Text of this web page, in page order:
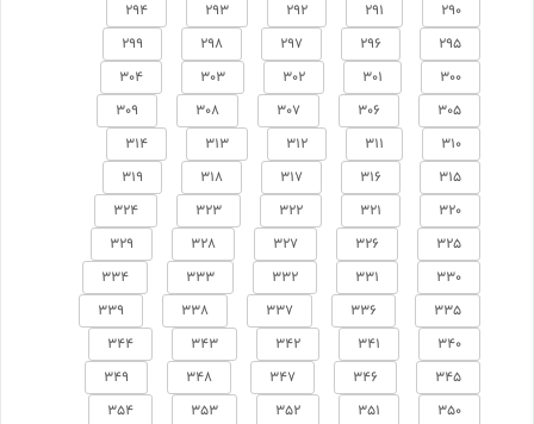
290
291
292
293
294
295
296
297
298
299
300
301
302
303
304
305
306
307
308
309
310
311
312
313
314
315
316
317
318
319
320
321
322
323
324
325
326
327
328
329
330
331
332
333
334
335
336
337
338
339
340
341
342
343
344
345
346
347
348
349
350
351
352
353
354